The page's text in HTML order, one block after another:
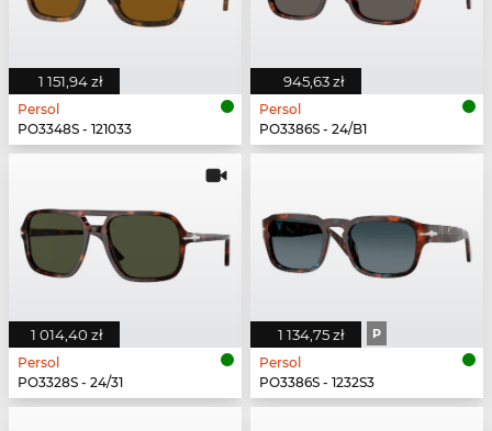
1 151,94 zł
Persol
PO3348S - 121033
945,63 zł
Persol
PO3386S - 24/B1
1 014,40 zł
Persol
PO3328S - 24/31
1 134,75 zł P
Persol
PO3386S - 1232S3